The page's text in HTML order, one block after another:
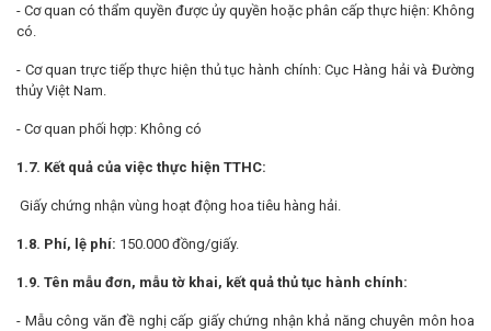
- Cơ quan có thẩm quyền được ủy quyền hoặc phân cấp thực hiện: Không
có.
- Cơ quan trực tiếp thực hiện thủ tục hành chính: Cục Hàng hải và Đường
thủy Việt Nam.
- Cơ quan phối hợp: Không có
1.7. Kết quả của việc thực hiện TTHC:
Giấy chứng nhận vùng hoạt động hoa tiêu hàng hải.
1.8. Phí, lệ phí: 150.000 đồng/giấy.
1.9. Tên mẫu đơn, mẫu tờ khai, kết quả thủ tục hành chính:
- Mẫu công văn đề nghị cấp giấy chứng nhận khả năng chuyên môn hoa